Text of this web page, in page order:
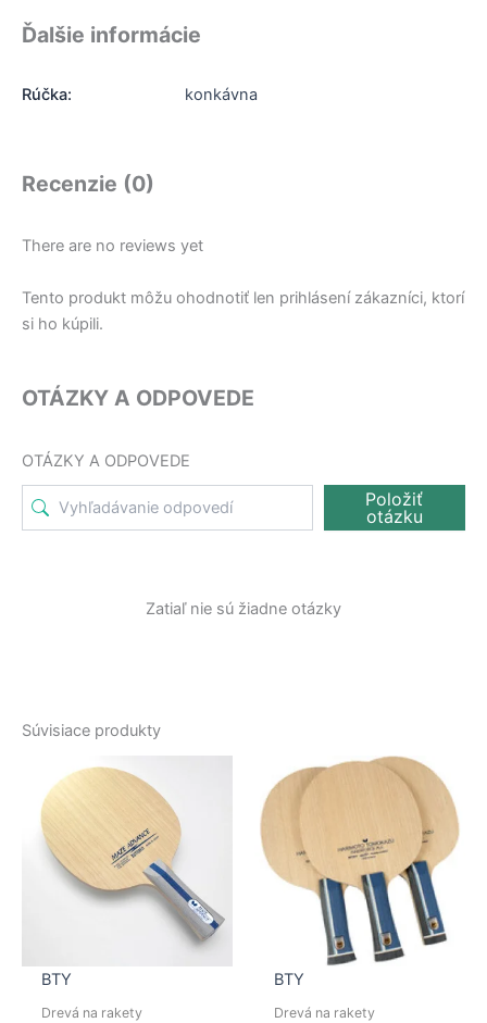
Ďalšie informácie
Rúčka: konkávna
Recenzie (0)
There are no reviews yet
Tento produkt môžu ohodnotiť len prihlásení zákazníci, ktorí
si ho kúpili.
OTÁZKY A ODPOVEDE
OTÁZKY A ODPOVEDE
Položiť
otázku
Zatiaľ nie sú žiadne otázky
Súvisiace produkty
BTY
Drevá na rakety
BTY
Drevá na rakety